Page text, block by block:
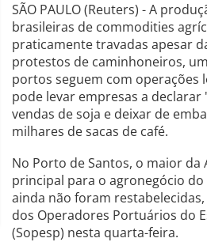
SÃO PAULO (Reuters) - A
brasileiras de commodities
praticamente travadas apesar
protestos de caminhoneiros,
portos seguem com operações
pode levar empresas a
vendas de soja e deixar de
milhares de sacas de café.
No Porto de Santos, o maior da
principal para o agronegócio do
ainda não foram
dos Operadores Portuários do
(Sopesp) nesta quarta-feira.